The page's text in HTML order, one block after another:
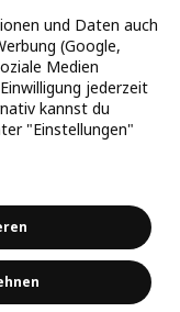
und Daten auch
(Google,
Medien
jederzeit
kannst du
"Einstellungen"